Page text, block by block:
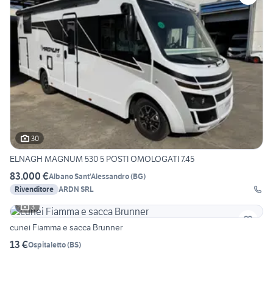
30
ELNAGH MAGNUM 530 5 POSTI OMOLOGATI 7.45
83.000 €Albano Sant'Alessandro(BG)
Rivenditore ARDN SRL
3
cunei Fiamma e sacca Brunner
13 €Ospitaletto(BS)